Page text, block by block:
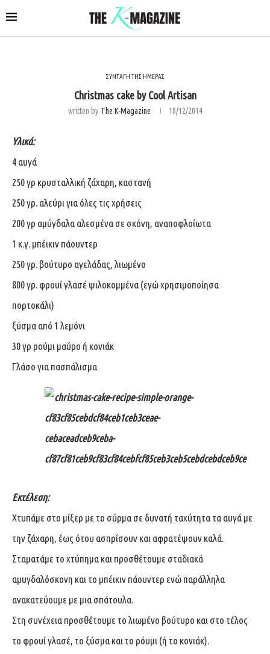
ΣΥΝΤΑΓΗ ΤΗΣ ΗΜΕΡΑΣ
Christmas cake by Cool Artisan
written by The K-Magazine 18/12/2014
Υλικά:
4 αυγά
250 γρ κρυσταλλική ζάχαρη, καστανή
250 γρ. αλεύρι για όλες τις χρήσεις
200 γρ αμύγδαλα αλεσμένα σε σκόνη, αναποφλοίωτα
1 κ.γ. μπέικιν πάουντερ
250 γρ. βούτυρο αγελάδας, λιωμένο
800 γρ. φρουί γλασέ ψιλοκομμένα (εγώ χρησιμοποίησα
πορτοκάλι)
ξύσμα από 1 λεμόνι
30 γρ ρούμι μαύρο ή κονιάκ
Γλάσο για πασπάλισμα
Εκτέλεση:
Χτυπάμε στο μίξερ με το σύρμα σε δυνατή ταχύτητα τα αυγά με
την ζάχαρη, έως ότου ασπρίσουν και αφρατέψουν καλά.
Σταματάμε το χτύπημα και προσθέτουμε σταδιακά
αμυγδαλόσκονη και το μπέικιν πάουντερ ενώ παράλληλα
ανακατεύουμε με μια σπάτουλα.
Στη συνέχεια προσθέτουμε το λιωμένο βούτυρο και στο τέλος
το φρουί γλασέ, το ξύσμα και το ρόυμι (ή το κονιάκ).